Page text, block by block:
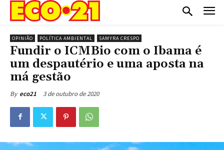
OPINIÃO POLÍTICA AMBIENTAL SAMYRA CRESPO
Fundir o ICMBio com o Ibama é
um despautério e uma aposta na
má gestão
By eco21 3 de outubro de 2020